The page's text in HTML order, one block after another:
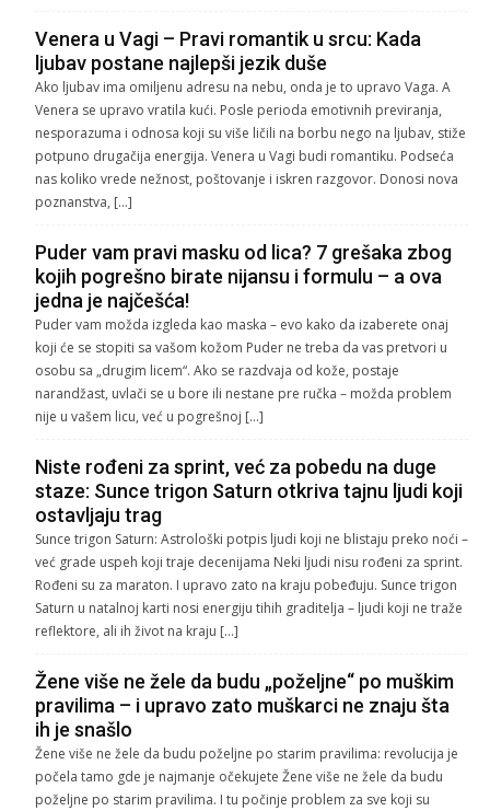
Venera u Vagi – Pravi romantik u srcu: Kada
ljubav postane najlepši jezik duše
Ako ljubav ima omiljenu adresu na nebu, onda je to upravo Vaga. A
Venera se upravo vratila kući. Posle perioda emotivnih previranja,
nesporazuma i odnosa koji su više ličili na borbu nego na ljubav, stiže
potpuno drugačija energija. Venera u Vagi budi romantiku. Podseća
nas koliko vrede nežnost, poštovanje i iskren razgovor. Donosi nova
poznanstva, […]
Puder vam pravi masku od lica? 7 grešaka zbog
kojih pogrešno birate nijansu i formulu – a ova
jedna je najčešća!
Puder vam možda izgleda kao maska – evo kako da izaberete onaj
koji će se stopiti sa vašom kožom Puder ne treba da vas pretvori u
osobu sa „drugim licem“. Ako se razdvaja od kože, postaje
narandžast, uvlači se u bore ili nestane pre ručka – možda problem
nije u vašem licu, već u pogrešnoj […]
Niste rođeni za sprint, već za pobedu na duge
staze: Sunce trigon Saturn otkriva tajnu ljudi koji
ostavljaju trag
Sunce trigon Saturn: Astrološki potpis ljudi koji ne blistaju preko noći –
već grade uspeh koji traje decenijama Neki ljudi nisu rođeni za sprint.
Rođeni su za maraton. I upravo zato na kraju pobeđuju. Sunce trigon
Saturn u natalnoj karti nosi energiju tihih graditelja – ljudi koji ne traže
reflektore, ali ih život na kraju […]
Žene više ne žele da budu „poželjne“ po muškim
pravilima – i upravo zato muškarci ne znaju šta
ih je snašlo
Žene više ne žele da budu poželjne po starim pravilima: revolucija je
počela tamo gde je najmanje očekujete Žene više ne žele da budu
poželjne po starim pravilima. I tu počinje problem za sve koji su